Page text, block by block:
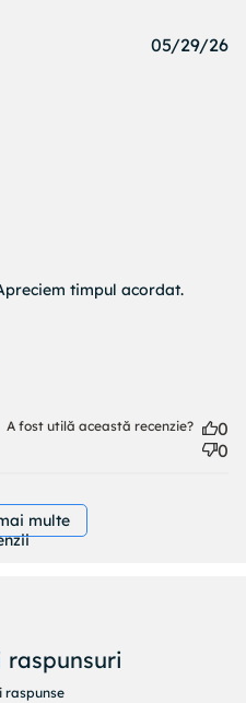
cu privire la
Jun 02 2026
timpul acordat.
05/29/26
A fost utilă această recenzie?
0
0
multe
raspunse